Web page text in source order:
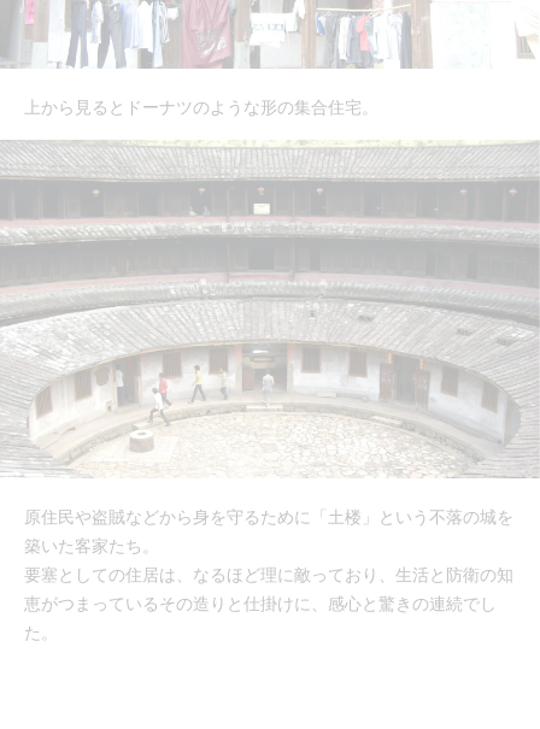
上から見るとドーナツのような形の集合住宅。
原住民や盗賊などから身を守るために「土楼」という不落の城を
築いた客家たち。
要塞としての住居は、なるほど理に敵っており、生活と防衛の知
恵がつまっているその造りと仕掛けに、感心と驚きの連続でし
た。